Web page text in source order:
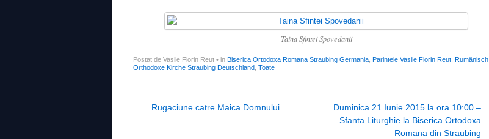
Taina Sfintei Spovedanii
Postat de Vasile Florin Reut • in Biserica Ortodoxa Romana Straubing Germania Parintele Vasile Florin Reut
Rumänisch
Orthodoxe Kirche Straubing Deutschland Toate
Post navigation
Rugaciune catre Maica Domnului
Duminica 21 Iunie 2015 la ora 10:00 –
Sfanta Liturghie la Biserica Ortodoxa
Romana din Straubing